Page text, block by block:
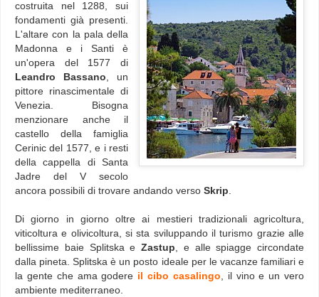
costruita nel 1288, sui
fondamenti già presenti.
L'altare con la pala della
Madonna e i Santi è
un'opera del 1577 di
Leandro Bassano, un
pittore rinascimentale di
Venezia. Bisogna
menzionare anche il
castello della famiglia
Cerinic del 1577, e i resti
della cappella di Santa
Jadre del V secolo
ancora possibili di trovare andando verso Skrip.
Di giorno in giorno oltre ai mestieri tradizionali agricoltura,
viticoltura e olivicoltura, si sta sviluppando il turismo grazie alle
bellissime baie Splitska e Zastup, e alle spiagge circondate
dalla pineta. Splitska è un posto ideale per le vacanze familiari e
la gente che ama godere il cibo casalingo, il vino e un vero
ambiente mediterraneo.